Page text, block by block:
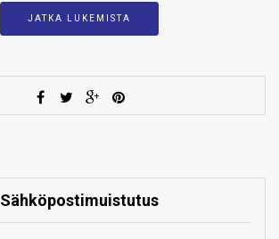
JATKA LUKEMISTA
Sähköpostimuistutus